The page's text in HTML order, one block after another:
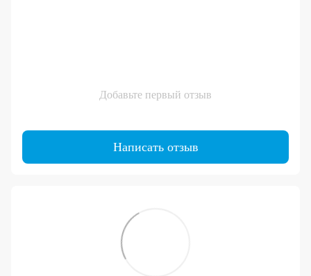
Добавьте первый отзыв
Написать отзыв